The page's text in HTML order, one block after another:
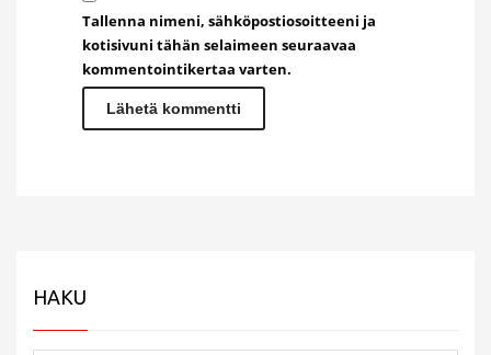
Tallenna nimeni, sähköpostiosoitteeni ja
kotisivuni tähän selaimeen seuraavaa
kommentointikertaa varten.
HAKU